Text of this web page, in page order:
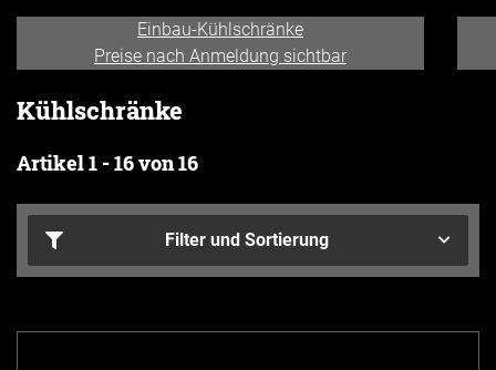
Einbau-Kühlschränke
Preise nach Anmeldung sichtbar
Kühlschränke
Artikel 1 - 16 von 16
Filter und Sortierung